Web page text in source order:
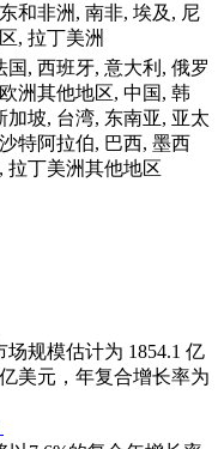
和非洲, 南非, 埃及, 尼
, 拉丁美洲
国, 西班牙, 意大利, 俄罗
洲其他地区, 中国, 韩
加坡, 台湾, 东南亚, 亚太
特阿拉伯, 巴西, 墨西
拉丁美洲其他地区
规模估计为 1854.1 亿
美元，年复合增长率为